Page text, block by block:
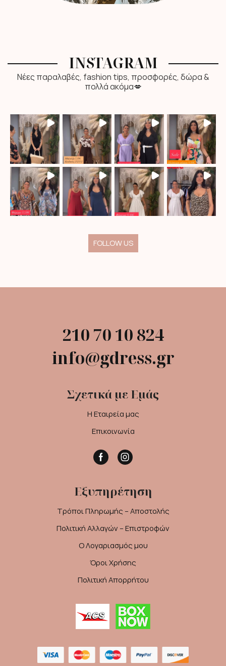
INSTAGRAM
Νέες παραλαβές, fashion tips, προσφορές, δώρα &
πολλά ακόμα💋
FOLLOW US
210 70 10 824
info@gdress.gr
Σχετικά με Εμάς
Η Εταιρεία μας
Επικοινωνία
FacebookInstagram
Εξυπηρέτηση
Τρόποι Πληρωμής – Αποστολής
Πολιτική Αλλαγών – Επιστροφών
Ο Λογαριασμός μου
Όροι Χρήσης
Πολιτική Απορρήτου